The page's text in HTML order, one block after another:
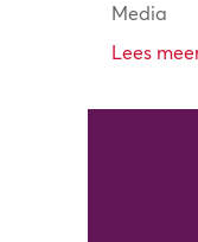
Media
Lees